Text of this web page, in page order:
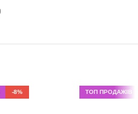
-8% ТОП ПРОДАЖІВ